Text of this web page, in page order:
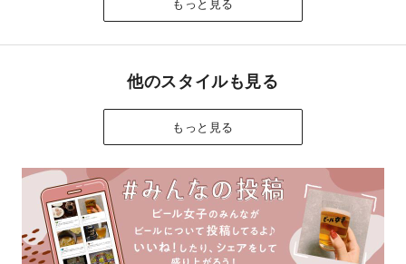
もっと見る
他のスタイルも見る
もっと見る